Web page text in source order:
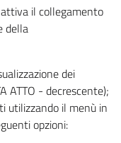
il collegamento
della
dei
ATTO - decrescente);
utilizzando il menù in
opzioni: